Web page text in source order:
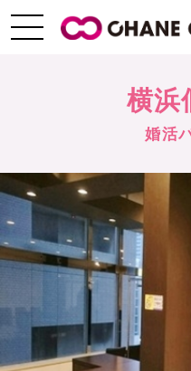
横浜
婚活